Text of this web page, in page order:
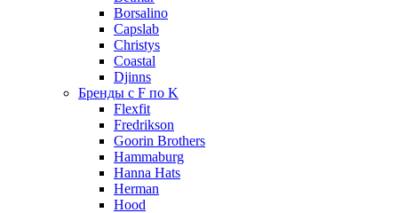
Borsalino
Capslab
Christys
Coastal
Djinns
Бренды с F по K
Flexfit
Fredrikson
Goorin Brothers
Hammaburg
Hanna Hats
Herman
Hood